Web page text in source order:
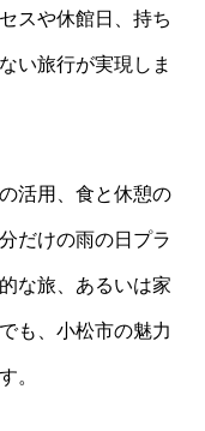
スや休館日、持ち
い旅行が実現しま
活用、食と休憩の
だけの雨の日プラ
な旅、あるいは家
も、小松市の魅力
。